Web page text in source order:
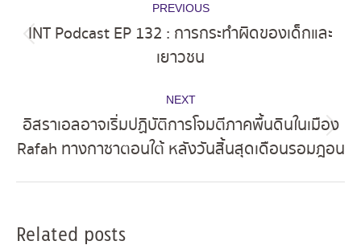
navigation
PREVIOUS
post:
INT Podcast EP 132 : การกระทำผิดของเด็กและ
เยาวชน
NEXT
post:
อิสราเอลอาจเริ่มปฏิบัติการโจมตีภาคพื้นดินในเมือง
Rafah ทางกาซาตอนใต้ หลังวันสิ้นสุดเดือนรอมฎอน
Related posts